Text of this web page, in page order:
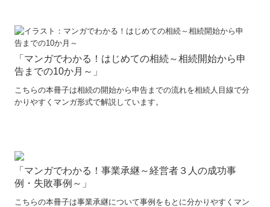
「マンガでわかる！はじめての相続～相続開始から申
告までの10か月～」
こちらの本冊子は相続の開始から申告までの流れを相続人目線で分
かりやすくマンガ形式で解説しています。
「マンガでわかる！事業承継～経営者３人の成功事
例・失敗事例～」
こちらの本冊子は事業承継について事例をもとに分かりやすくマン